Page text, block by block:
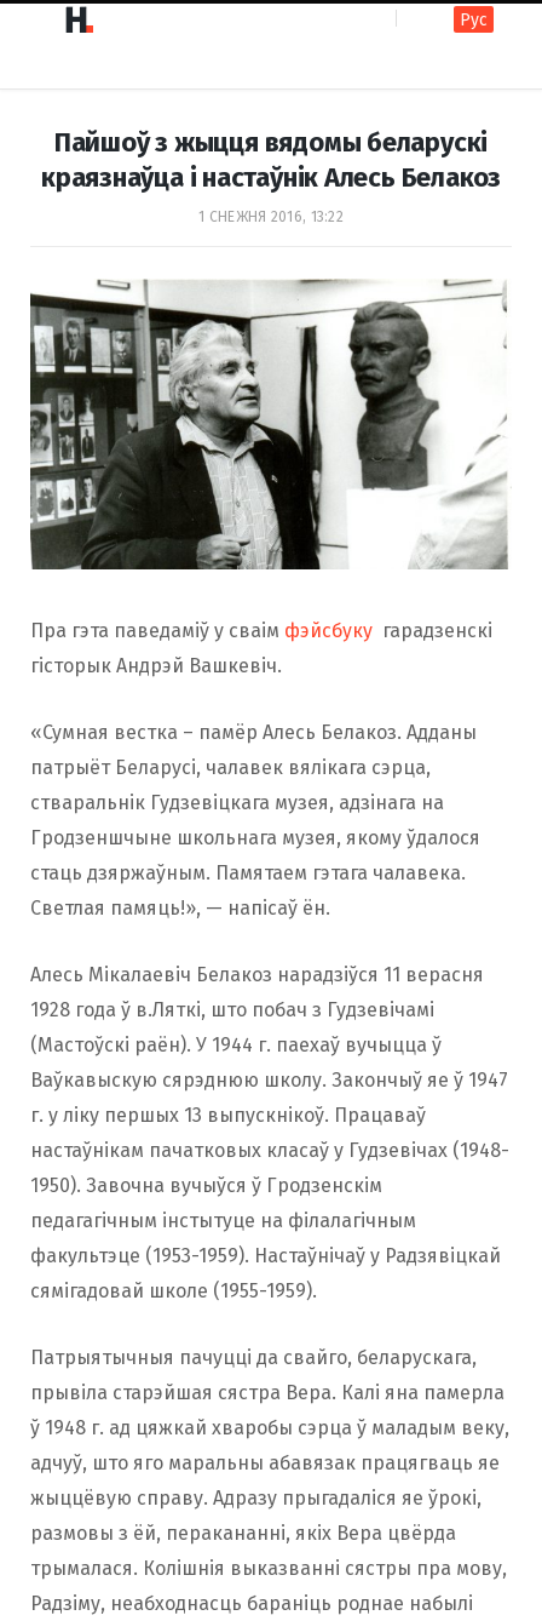
a
e
n
t
a
g
m
Рус
Пайшоў з жыцця вядомы беларускі
краязнаўца і настаўнік Алесь Белакоз
1 СНЕЖНЯ 2016, 13:22
Пра гэта паведаміў у сваім фэйсбуку гарадзенскі
гісторык Андрэй Вашкевіч.
«Сумная вестка – памёр Алесь Белакоз. Адданы
патрыёт Беларусі, чалавек вялікага сэрца,
стваральнік Гудзевіцкага музея, адзінага на
Гродзеншчыне школьнага музея, якому ўдалося
стаць дзяржаўным. Памятаем гэтага чалавека.
Светлая памяць!», — напісаў ён.
Алесь Мікалаевіч Белакоз нарадзіўся 11 верасня
1928 года ў в.Ляткі, што побач з Гудзевічамі
(Мастоўскі раён). У 1944 г. паехаў вучыцца ў
Ваўкавыскую сярэднюю школу. Закончыў яе ў 1947
г. у ліку першых 13 выпускнікоў. Працаваў
настаўнікам пачатковых класаў у Гудзевічах (1948-
1950). Завочна вучыўся ў Гродзенскім
педагагічным інстытуце на філалагічным
факультэце (1953-1959). Настаўнічаў у Радзявіцкай
сямігадовай школе (1955-1959).
Патрыятычныя пачуцці да свайго, беларускага,
прывіла старэйшая сястра Вера. Калі яна памерла
ў 1948 г. ад цяжкай хваробы сэрца ў маладым веку,
адчуў, што яго маральны абавязак працягваць яе
жыццёвую справу. Адразу прыгадаліся яе ўрокі,
размовы з ёй, перакананні, якіх Вера цвёрда
трымалася. Колішнія выказванні сястры пра мову,
Радзіму, неабходнасць бараніць роднае набылі